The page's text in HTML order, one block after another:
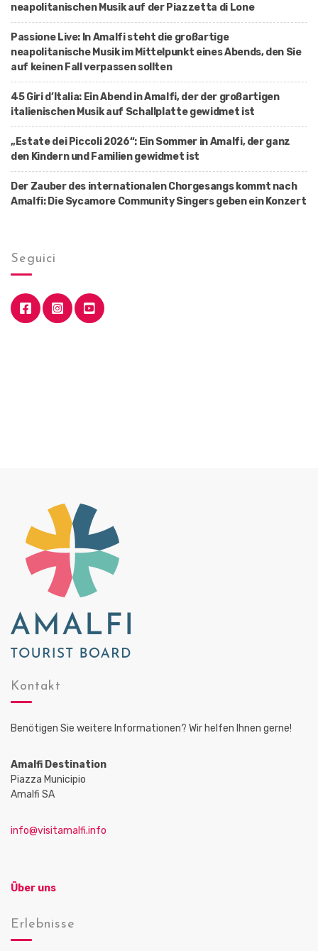
neapolitanischen Musik auf der Piazzetta di Lone
Passione Live: In Amalfi steht die großartige
neapolitanische Musik im Mittelpunkt eines Abends, den Sie
auf keinen Fall verpassen sollten
45 Giri d’Italia: Ein Abend in Amalfi, der der großartigen
italienischen Musik auf Schallplatte gewidmet ist
„Estate dei Piccoli 2026“: Ein Sommer in Amalfi, der ganz
den Kindern und Familien gewidmet ist
Der Zauber des internationalen Chorgesangs kommt nach
Amalfi: Die Sycamore Community Singers geben ein Konzert
Seguici
Kontakt
Benötigen Sie weitere Informationen? Wir helfen Ihnen gerne!
Amalfi Destination
Piazza Municipio
Amalfi SA
info@visitamalfi.info
Über uns
Erlebnisse